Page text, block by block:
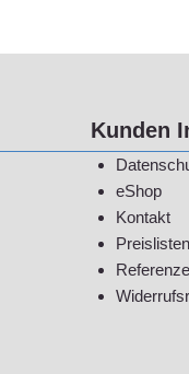
Kunden
eShop
Kontakt
Preislisten